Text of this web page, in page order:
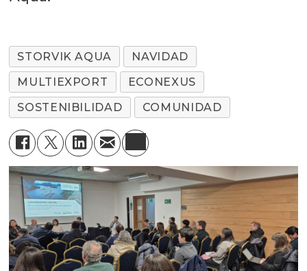
STORVIK AQUA
NAVIDAD
MULTIEXPORT
ECONEXUS
SOSTENIBILIDAD
COMUNIDAD